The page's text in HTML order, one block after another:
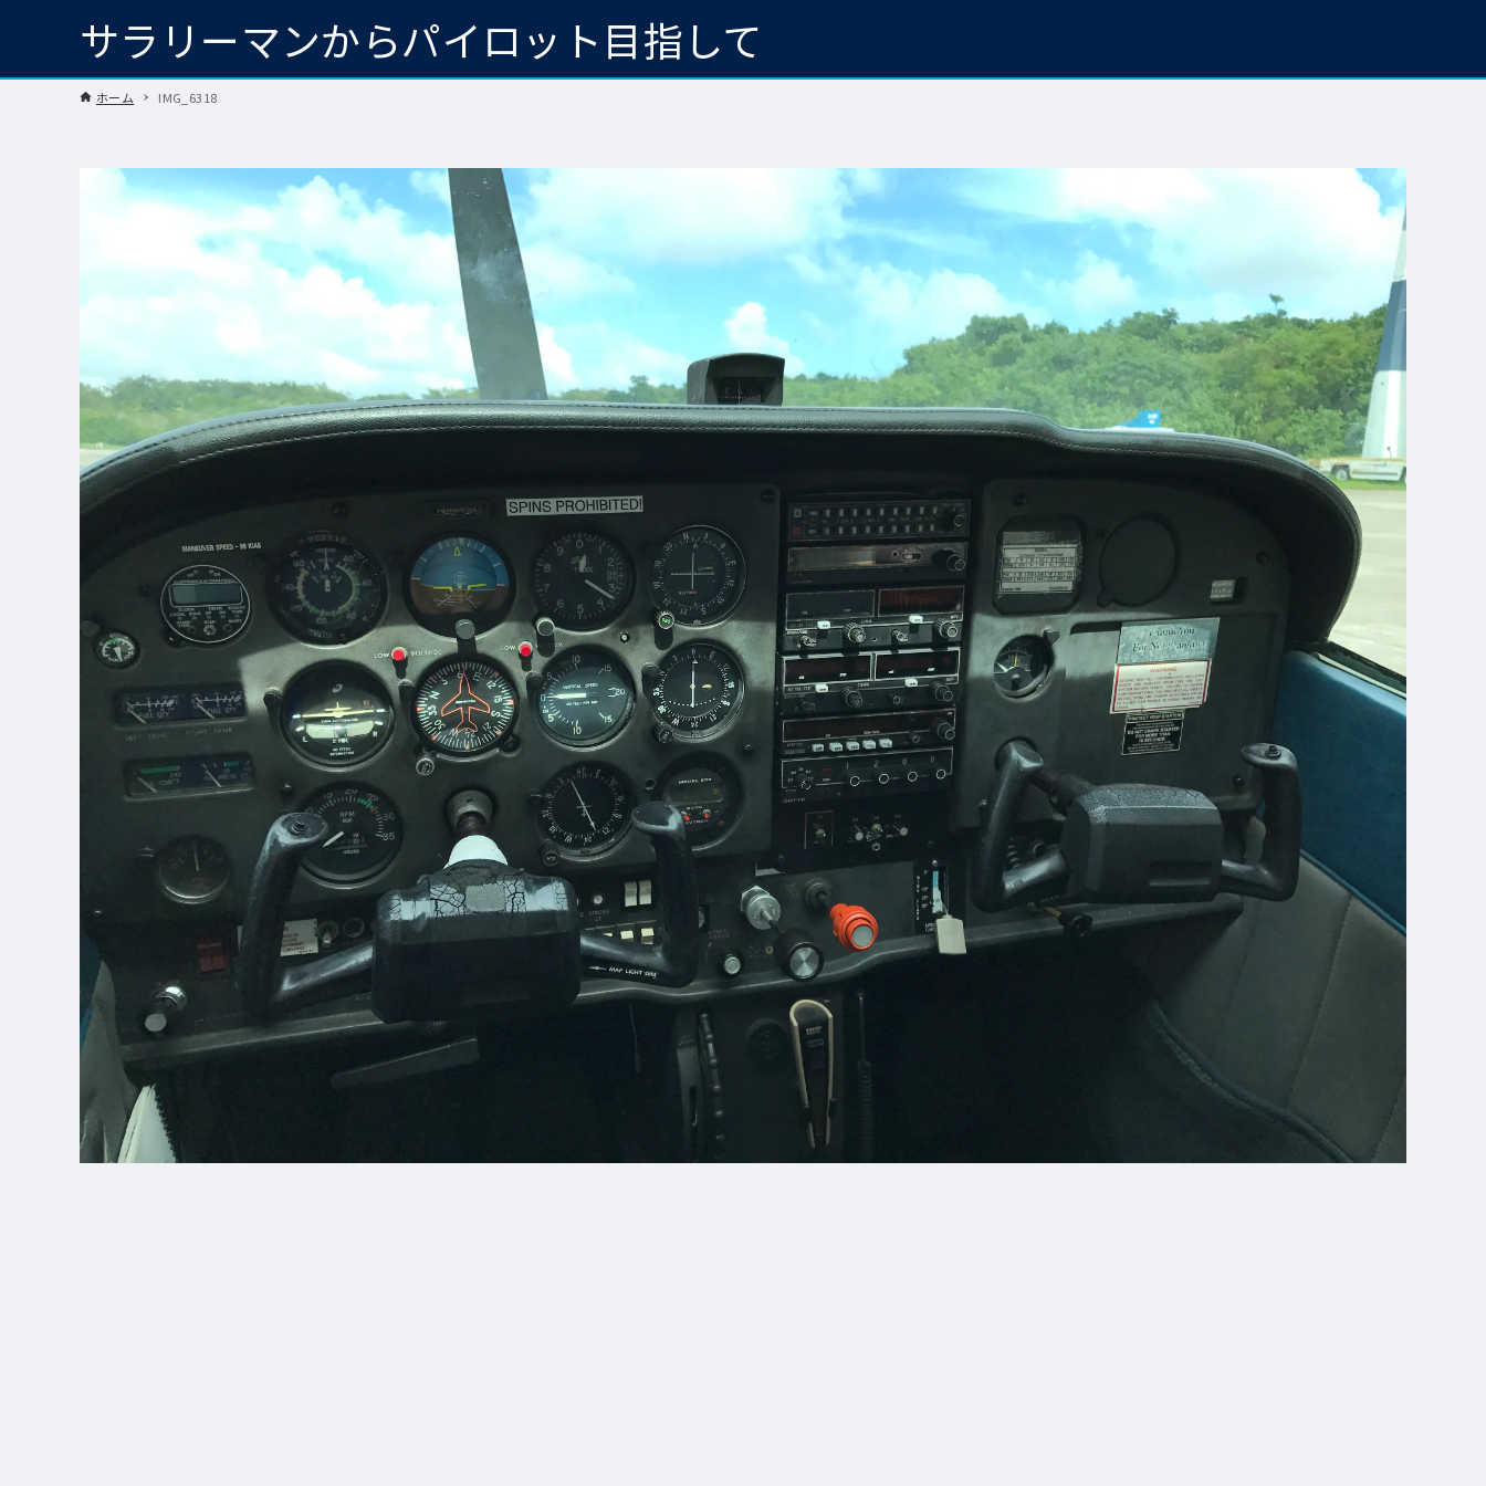
サラリーマンからパイロット目指して
ホーム IMG_6318